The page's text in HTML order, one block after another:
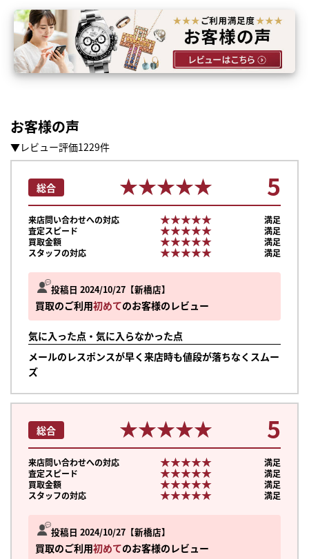
お客様の声
▼レビュー評価1229件
投稿日 2024/10/27 新橋店
買取のご利用初めてのお客様のレビュー
気に入った点・気に入らなかった点
メールのレスポンスが早く来店時も値段が落ちなくスムー
ズ
総合 ★★★★★
★★★★★ 5
来店問い合わせへの対応 ★★★★★
★★★★★
満足
査定スピード
★★★★★
★★★★★
満足
買取金額
★★★★★
★★★★★
満足
スタッフの対応
★★★★★
★★★★★ 満足
投稿日 2024/10/27 新橋店
買取のご利用初めてのお客様のレビュー
総合 ★★★★★
★★★★★ 5
来店問い合わせへの対応 ★★★★★
★★★★★
満足
査定スピード
★★★★★
★★★★★
満足
買取金額
★★★★★
★★★★★
満足
スタッフの対応
★★★★★
★★★★★ 満足